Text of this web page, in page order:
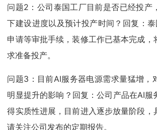
问题2：公司泰国工厂目前是否已经投产
下建设进度以及预计投产时间？回复：
申请等审批手续，装修工作已基本完成，
求准备投产。
问题3：目前AI服务器电源需求量猛增，
明显提升的影响？回复：公司产品在AI服
得实质性进展，目前进入逐步放量阶段，
请关注公司发布的定期报告。